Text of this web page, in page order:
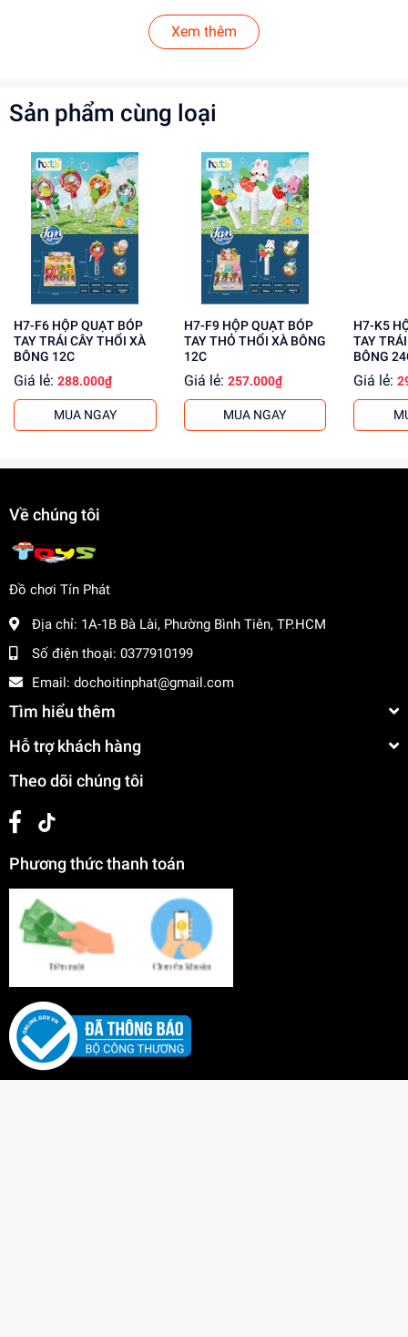
Xem thêm
Sản phẩm cùng loại
H7-F6 HỘP QUẠT BÓP
TAY TRÁI CÂY THỔI XÀ
BÔNG 12C
Giá lẻ: 288.000₫
MUA NGAY
H7-F9 HỘP QUẠT BÓP
TAY THỎ THỔI XÀ BÔNG
12C
Giá lẻ: 257.000₫
MUA NGAY
H7-K5 HỘP QUẠT BÓP
TAY
BÔNG
Giá lẻ:
Về chúng tôi
Đồ chơi Tín Phát
Địa chỉ: 1A-1B Bà Lài, Phường Bình Tiên, TP.HCM
Số điện thoại: 0377910199
Email: dochoitinphat@gmail.com
Tìm hiểu thêm
Hỗ trợ khách hàng
Theo dõi chúng tôi
Phương thức thanh toán